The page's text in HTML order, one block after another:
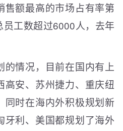
售额最高的市场占有率第
工数超过6000人，去年
的情况，目前在国内有上
高安、苏州捷力、重庆纽
同时在海内外积极规划新
牙利、美国都规划了海外